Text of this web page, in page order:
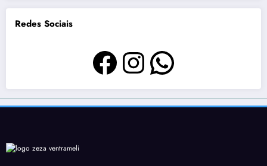
Redes Sociais
Facebook
Instagram